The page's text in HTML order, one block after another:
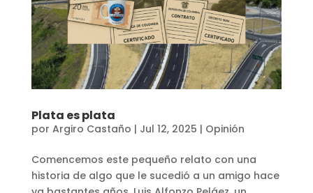
Plata es plata
por Argiro Castaño | Jul 12, 2025 | Opinión
Comencemos este pequeño relato con una
historia de algo que le sucedió a un amigo hace